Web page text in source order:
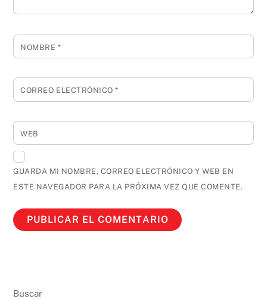
NOMBRE *
CORREO ELECTRÓNICO*
WEB
GUARDA MI NOMBRE, CORREO ELECTRÓNICO Y WEB EN
ESTE NAVEGADOR PARA LA PRÓXIMA VEZ QUE COMENTE.
Buscar